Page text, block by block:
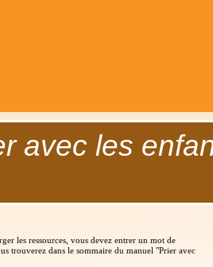
avec les
les ressources, vous devez entrer un mot de
trouverez dans le sommaire du manuel "Prier avec